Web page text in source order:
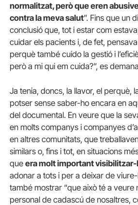
normalitzat, però que eren
contra la meva salut”. Fins que un
conclusió que, tot i estar com
cuidar els pacients i, de fet,
perquè també cuido la gestió i
però a mi qui em cuida?”, es
Ja tenia, doncs, la llavor, el perquè,
potser sense saber-ho encara en
del documental. En veure que la
en molts companys i companyes
en altres comunitats, que
similars o, fins i tot, en situacions
que era molt important
adonar a tots i per a deixar de
també mostrar “que això té a veure
personal de cadascú de nosaltres,